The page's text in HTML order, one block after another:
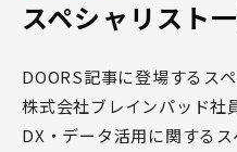
スペシャリスト
DOORS記事に登場するス
株式会社ブレインパッド社
DX・データ活用に関する